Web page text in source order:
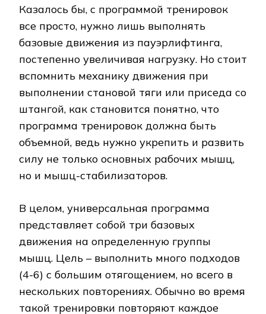
Казалось бы, с программой тренировок
все просто, нужно лишь выполнять
базовые движения из пауэрлифтинга,
постепенно увеличивая нагрузку. Но стоит
вспомнить механику движения при
выполнении становой тяги или приседа со
штангой, как становится понятно, что
программа тренировок должна быть
объемной, ведь нужно укрепить и развить
силу не только основных рабочих мышц,
но и мышц-стабилизаторов.
В целом, универсальная программа
представляет собой три базовых
движения на определенную группы
мышц. Цель – выполнить много подходов
(4-6) с большим отягощением, но всего в
нескольких повторениях. Обычно во время
такой тренировки повторяют каждое